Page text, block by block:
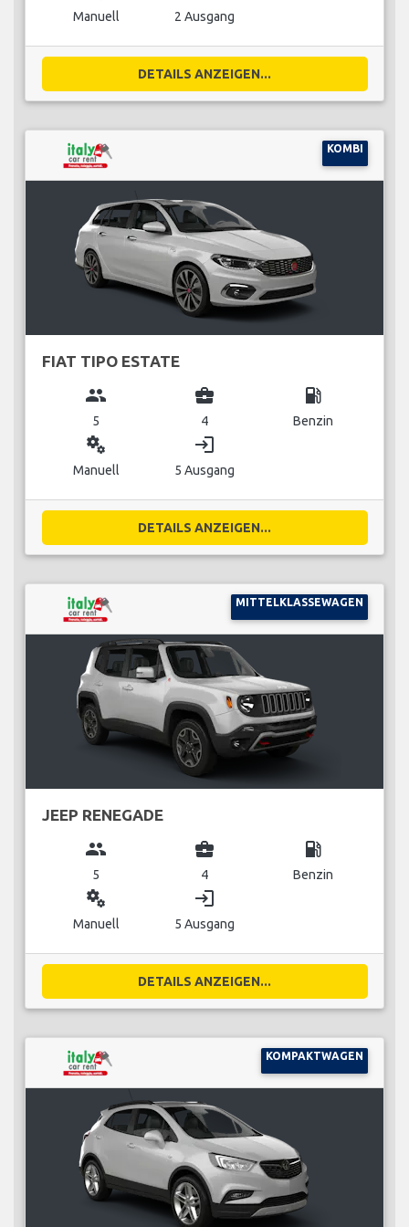
Manuell 2 Ausgang
DETAILS ANZEIGEN...
KOMBI
FIAT TIPO ESTATE
group
5
business_center
4
local_gas_station
Benzin
miscellaneous_services
Manuell
login
5 Ausgang
DETAILS ANZEIGEN...
MITTELKLASSEWAGEN
JEEP RENEGADE
group
5
business_center
4
local_gas_station
Benzin
miscellaneous_services
Manuell
login
5 Ausgang
DETAILS ANZEIGEN...
KOMPAKTWAGEN